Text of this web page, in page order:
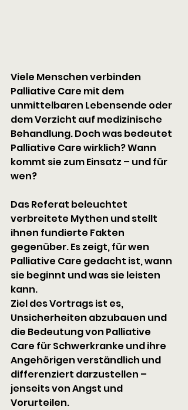
Viele Menschen verbinden
Palliative Care mit dem
unmittelbaren Lebensende oder
dem Verzicht auf medizinische
Behandlung. Doch was bedeutet
Palliative Care wirklich? Wann
kommt sie zum Einsatz – und für
wen?
Das Referat beleuchtet
verbreitete Mythen und stellt
ihnen fundierte Fakten
gegenüber. Es zeigt, für wen
Palliative Care gedacht ist, wann
sie beginnt und was sie leisten
kann.
Ziel des Vortrags ist es,
Unsicherheiten abzubauen und
die Bedeutung von Palliative
Care für Schwerkranke und ihre
Angehörigen verständlich und
differenziert darzustellen –
jenseits von Angst und
Vorurteilen.